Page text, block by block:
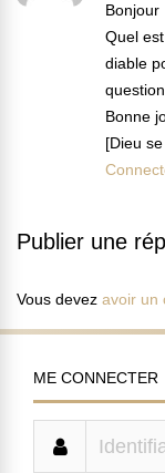
Bonjour
Quel
diable
Bonne
[Dieu
Publier une
Vous devez avoir un
ME CONNECTER